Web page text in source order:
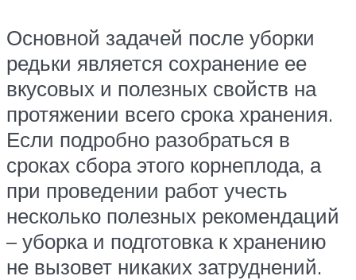
Основной задачей после уборки
редьки является сохранение ее
вкусовых и полезных свойств на
протяжении всего срока хранения.
Если подробно разобраться в
сроках сбора этого корнеплода, а
при проведении работ учесть
несколько полезных рекомендаций
– уборка и подготовка к хранению
не вызовет никаких затруднений.